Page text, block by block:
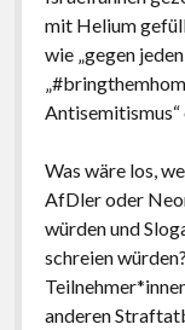
mit Helium
wie „gegen
Antisemitismus“
Was wäre los,
AfDler oder
würden und
schreien
anderen